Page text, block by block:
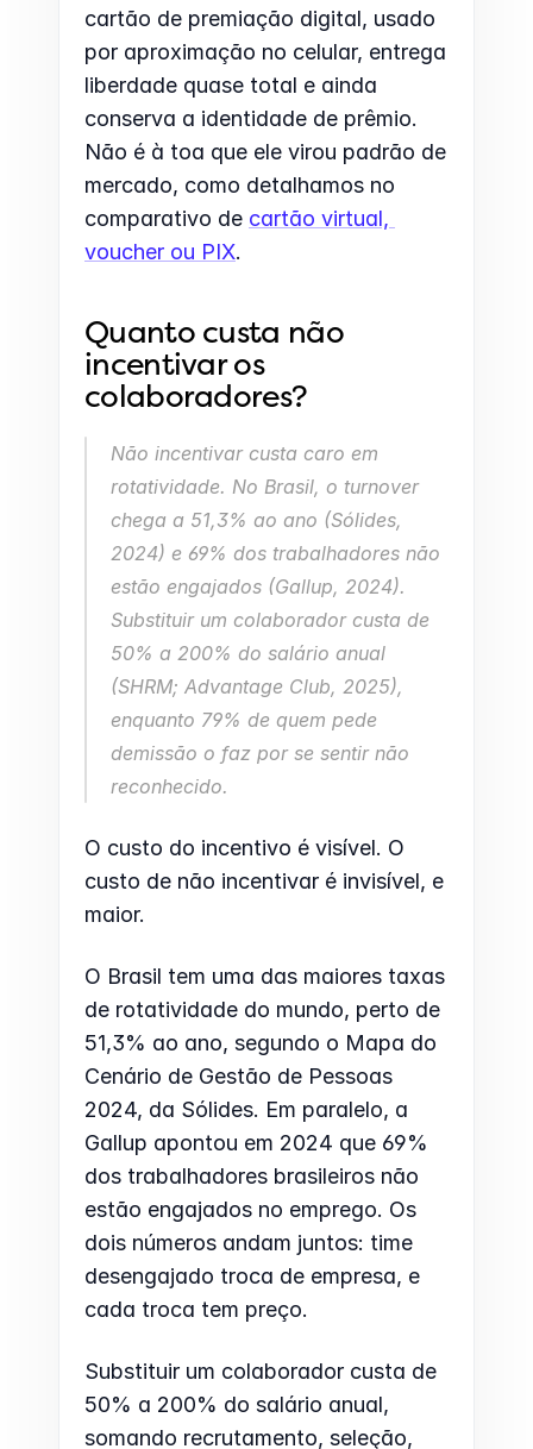
cartão de premiação digital, usado
por aproximação no celular, entrega
liberdade quase total e ainda
conserva a identidade de prêmio.
Não é à toa que ele virou padrão de
mercado, como detalhamos no
comparativo de cartão virtual,
voucher ou PIX.
Quanto custa não
incentivar os
colaboradores?
Não incentivar custa caro em
rotatividade. No Brasil, o turnover
chega a 51,3% ao ano (Sólides,
2024) e 69% dos trabalhadores não
estão engajados (Gallup, 2024).
Substituir um colaborador custa de
50% a 200% do salário anual
(SHRM; Advantage Club, 2025),
enquanto 79% de quem pede
demissão o faz por se sentir não
reconhecido.
O custo do incentivo é visível. O
custo de não incentivar é invisível, e
maior.
O Brasil tem uma das maiores taxas
de rotatividade do mundo, perto de
51,3% ao ano, segundo o Mapa do
Cenário de Gestão de Pessoas
2024, da Sólides. Em paralelo, a
Gallup apontou em 2024 que 69%
dos trabalhadores brasileiros não
estão engajados no emprego. Os
dois números andam juntos: time
desengajado troca de empresa, e
cada troca tem preço.
Substituir um colaborador custa de
50% a 200% do salário anual,
somando recrutamento, seleção,